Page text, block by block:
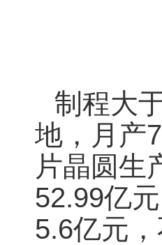
制程大
地，月产
片晶圆生
52.99亿
5.6亿元